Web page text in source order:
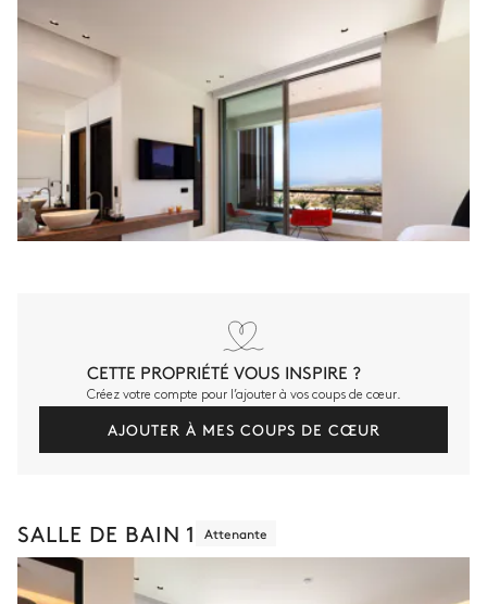
CETTE PROPRIÉTÉ VOUS INSPIRE ?
Créez votre compte pour l’ajouter à vos coups de cœur.
AJOUTER À MES COUPS DE CŒUR
SALLE DE BAIN 1 Attenante